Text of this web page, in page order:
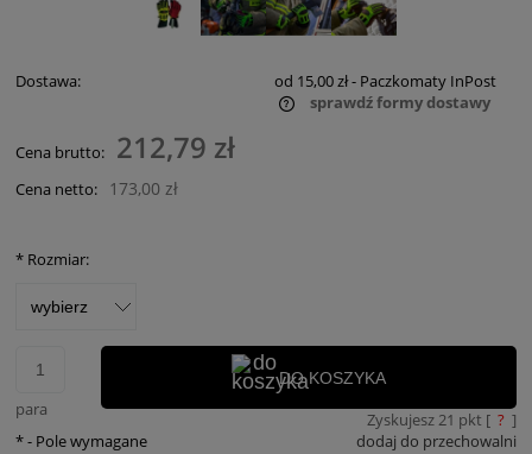
Dostawa: od 15,00 zł- Paczkomaty InPost
sprawdź formy dostawy
Cena brutto: 212,79 zł
Cena netto: 173,00 zł
* Rozmiar:
para
DO KOSZYKA
Zyskujesz21 pkt [ ? ]
dodaj do przechowalni
*- Pole wymagane